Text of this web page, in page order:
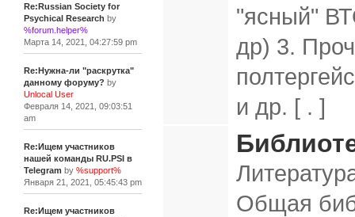
Re:Russian Society for
Psychical Research by
%forum.helper%
Марта 14, 2021, 04:27:59 pm
Re:Нужна-ли "раскрутка"
данному форуму? by
Unlocal User
Февраля 14, 2021, 09:03:51
am
Re:Ищем участников
нашей команды RU.PSI в
Telegram by %support%
Января 21, 2021, 05:45:43 pm
Re:Ищем участников
"ясный"
др) 3.
и др. [ . ]
Общая